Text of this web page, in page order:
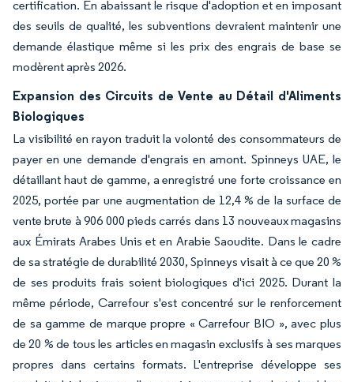
certification. En abaissant le risque d'adoption et en imposant
des seuils de qualité, les subventions devraient maintenir une
demande élastique même si les prix des engrais de base se
modèrent après 2026.
Expansion des Circuits de Vente au Détail d'Aliments
Biologiques
La visibilité en rayon traduit la volonté des consommateurs de
payer en une demande d'engrais en amont. Spinneys UAE, le
détaillant haut de gamme, a enregistré une forte croissance en
2025, portée par une augmentation de 12,4 % de la surface de
vente brute à 906 000 pieds carrés dans 13 nouveaux magasins
aux Émirats Arabes Unis et en Arabie Saoudite. Dans le cadre
de sa stratégie de durabilité 2030, Spinneys visait à ce que 20 %
de ses produits frais soient biologiques d'ici 2025. Durant la
même période, Carrefour s'est concentré sur le renforcement
de sa gamme de marque propre « Carrefour BIO », avec plus
de 20 % de tous les articles en magasin exclusifs à ses marques
propres dans certains formats. L'entreprise développe ses